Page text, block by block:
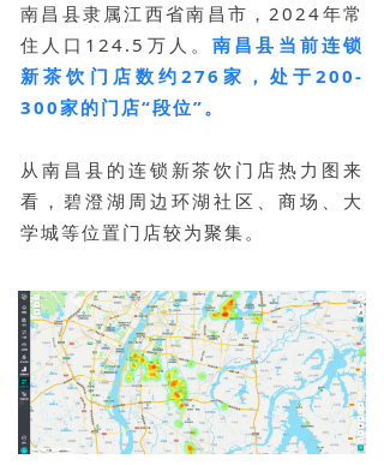
南昌县隶属江西省南昌市，2024年常
住人口124.5万人。南昌县当前连锁
新茶饮门店数约276家，处于200-
300家的门店“段位”。
从南昌县的连锁新茶饮门店热力图来
看，碧澄湖周边环湖社区、商场、大
学城等位置门店较为聚集。